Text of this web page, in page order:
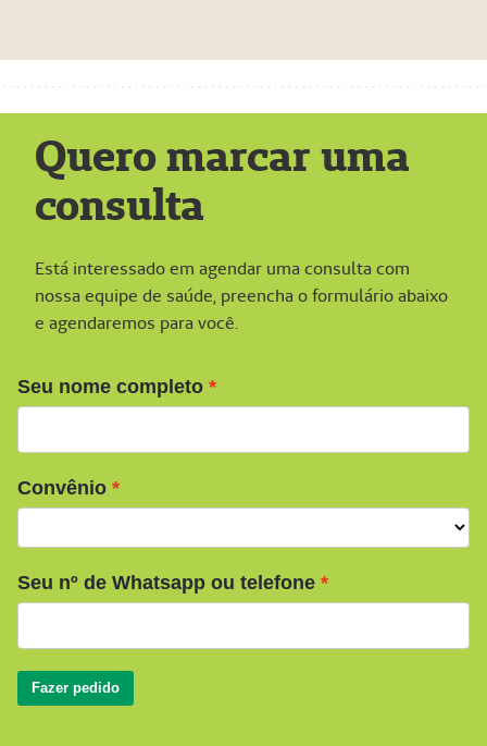
Quero marcar uma
consulta
Está interessado em agendar uma consulta com
nossa equipe de saúde, preencha o formulário abaixo
e agendaremos para você.
Seu nome completo
Convênio
Seu nº de Whatsapp ou telefone
Fazer pedido